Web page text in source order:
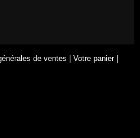
de ventes Votre panier